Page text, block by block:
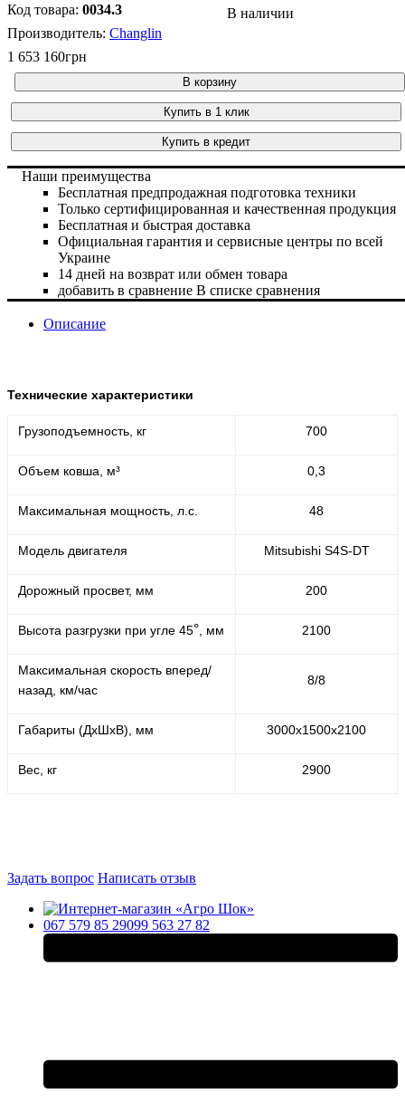
Наши преимущества
Бесплатная предпродажная подготовка техники
Только сертифицированная и качественная продукция
Бесплатная и быстрая доставка
Официальная гарантия и сервисные центры по всей
Украине
14 дней на возврат или обмен товара
добавить в сравнение В списке сравнения
0034.3
В наличии
Changlin
1 653 160грн
В корзину
Купить в 1 клик
Купить в кредит
Описание
Технические характеристики
Грузоподъемность, кг 700
Объем ковша, м³ 0,3
Максимальная мощность, л.с. 48
Модель двигателя Mitsubishi S4S-DT
Дорожный просвет, мм 200
Высота разгрузки при угле 45°, мм 2100
Максимальная скорость вперед/
назад, км/час
8/8
Габариты (ДхШхВ), мм 3000х1500х2100
Вес, кг 2900
Задать вопрос Написать отзыв
067 579 85 29099 563 27 82